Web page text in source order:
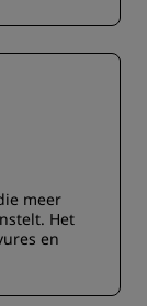
meer
Het
en